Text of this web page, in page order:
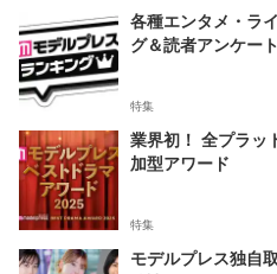
各種エンタメ・ラ
グ＆読者アンケー
特集
業界初！ 全プラッ
加型アワード
特集
モデルプレス独自